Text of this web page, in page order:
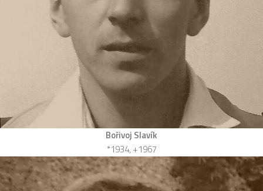
Bořivoj Slavík
*1934, +1967